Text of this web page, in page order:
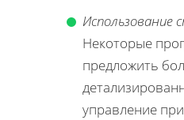
Использование
Некоторые
предложить
управление